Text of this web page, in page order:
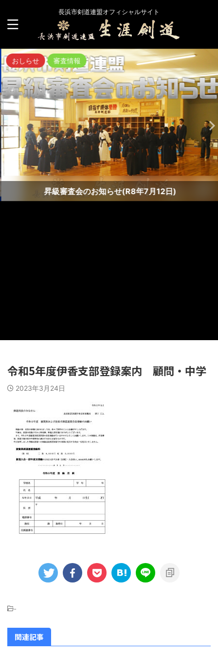
長浜市剣道連盟オフィシャルサイト
おしらせ 審査情報
昇級審査会のお知らせ(R8年7月12日)
令和5年度伊香支部登録案内 顧問・中学
2023年3月24日
-
関連記事